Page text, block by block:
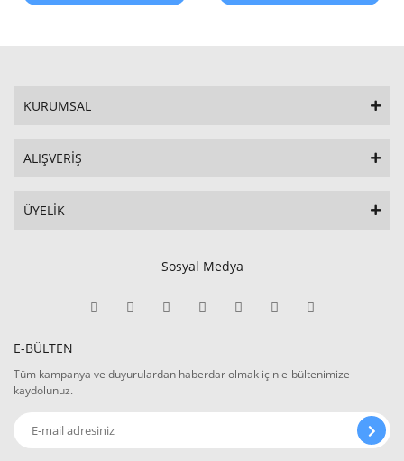
KURUMSAL
ALIŞVERİŞ
ÜYELİK
Sosyal Medya
E-BÜLTEN
Tüm kampanya ve duyurulardan haberdar olmak için e-bültenimize
kaydolunuz.